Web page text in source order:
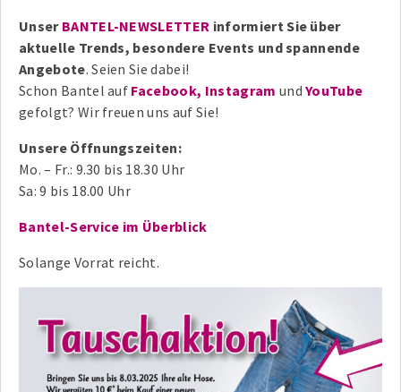
Unser BANTEL-NEWSLETTER informiert Sie über
aktuelle Trends, besondere Events und spannende
Angebote. Seien Sie dabei!
Schon Bantel auf Facebook, Instagram undYouTube
gefolgt? Wir freuen uns auf Sie!
Unsere Öffnungszeiten:
Mo. – Fr.: 9.30 bis 18.30 Uhr
Sa: 9 bis 18.00 Uhr
Bantel-Service im Überblick
Solange Vorrat reicht.